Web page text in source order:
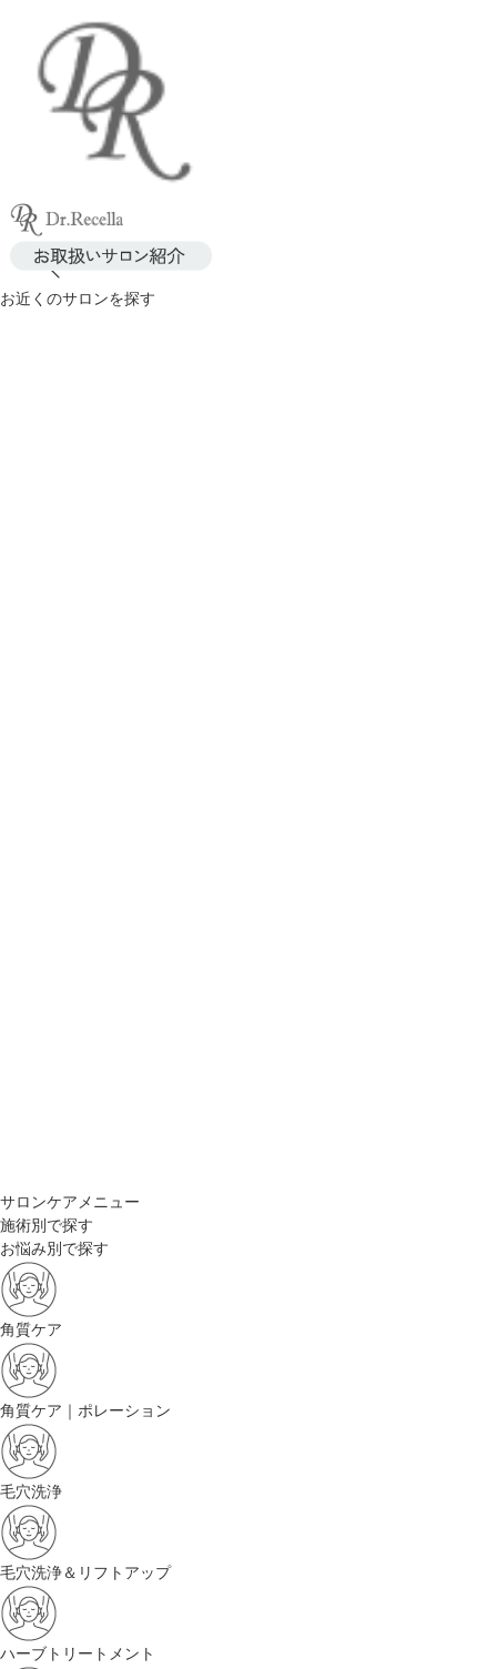
お近くのサロンを探す
サロンケアメニュー
施術別で探す
お悩み別で探す
角質ケア
角質ケア｜ポレーション
毛穴洗浄
毛穴洗浄＆リフトアップ
ハーブトリートメント